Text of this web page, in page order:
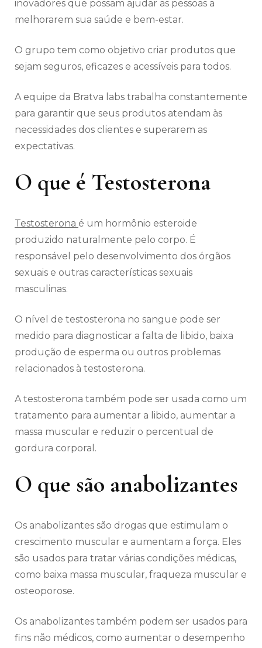
inovadores que possam ajudar as pessoas a
melhorarem sua saúde e bem-estar.
O grupo tem como objetivo criar produtos que
sejam seguros, eficazes e acessíveis para todos.
A equipe da Bratva labs trabalha constantemente
para garantir que seus produtos atendam às
necessidades dos clientes e superarem as
expectativas.
O que é Testosterona
Testosterona é um hormônio esteroide
produzido naturalmente pelo corpo. É
responsável pelo desenvolvimento dos órgãos
sexuais e outras características sexuais
masculinas.
O nível de testosterona no sangue pode ser
medido para diagnosticar a falta de libido, baixa
produção de esperma ou outros problemas
relacionados à testosterona.
A testosterona também pode ser usada como um
tratamento para aumentar a libido, aumentar a
massa muscular e reduzir o percentual de
gordura corporal.
O que são anabolizantes
Os anabolizantes são drogas que estimulam o
crescimento muscular e aumentam a força. Eles
são usados para tratar várias condições médicas,
como baixa massa muscular, fraqueza muscular e
osteoporose.
Os anabolizantes também podem ser usados para
fins não médicos, como aumentar o desempenho